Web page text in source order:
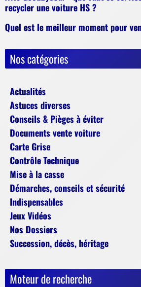
recycler une voiture HS ?
Quel est le meilleur moment pour
Nos catégories
Actualités
Astuces diverses
Conseils & Pièges à éviter
Documents vente voiture
Carte Grise
Contrôle Technique
Mise à la casse
Démarches, conseils et sécurité
Indispensables
Jeux Vidéos
Nos Dossiers
Succession, décès, héritage
Moteur de recherche